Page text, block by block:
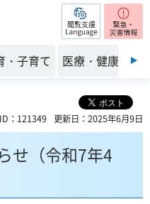
閲覧支援
・子育て 医療・健康・福
：121349 更新日：2025年6月9日
せ（令和7年4